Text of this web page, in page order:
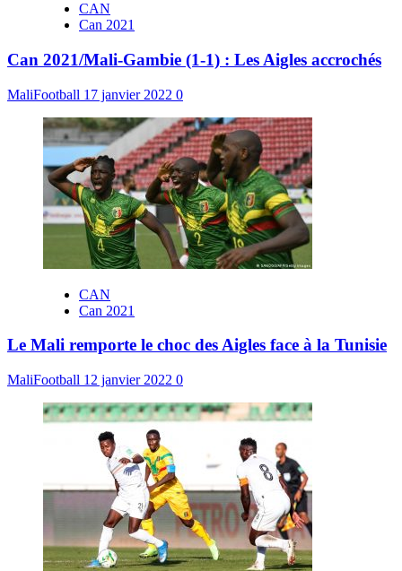
CAN
Can 2021
Can 2021/Mali-Gambie (1-1) : Les Aigles accrochés
MaliFootball 17 janvier 2022 0
CAN
Can 2021
Le Mali remporte le choc des Aigles face à la Tunisie
MaliFootball 12 janvier 2022 0